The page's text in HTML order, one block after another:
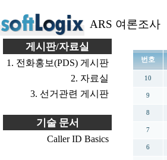
ARS 여론조사
게시판/자료실
1. 전화홍보(PDS) 게시판
2. 자료실
3. 선거관련 게시판
기술 문서
Caller ID Basics
번호
10
9
8
7
6